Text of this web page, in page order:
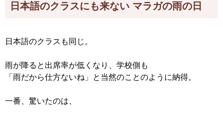
日本語のクラスにも来ない マラガの雨の日
日本語のクラスも同じ。
雨が降ると出席率が低くなり、学校側も
「雨だから仕方ないね」と当然のことのように納得。
一番、驚いたのは、